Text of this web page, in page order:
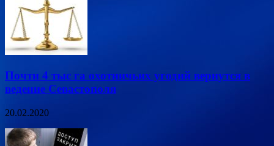
Почти 4 тыс га охотничьих угодий вернутся в
ведение Севастополя
20.02.2020